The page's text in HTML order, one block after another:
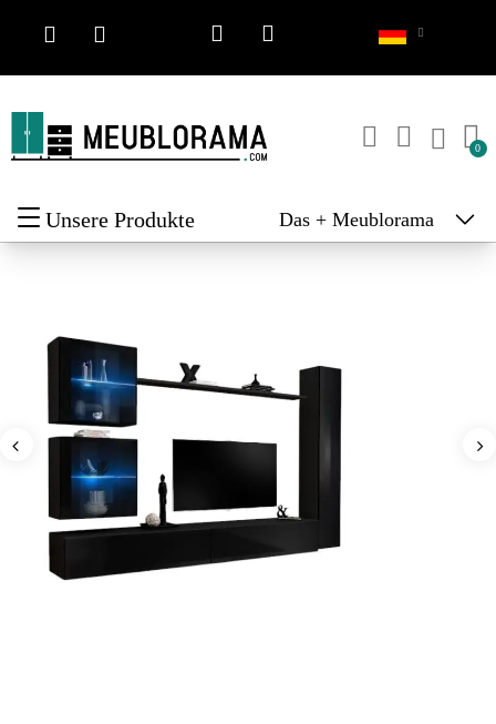
Unsere Produkte Das + Meublorama